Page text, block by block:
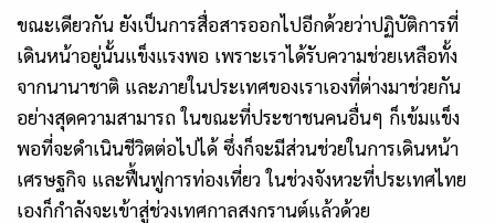
ขณะเดียวกัน ยังเป็นการสื่อสารออกไปอีกด้วยว่าปฏิบัติการที่
เดินหน้าอยู่นั้นแข็งแรงพอ เพราะเราได้รับความช่วยเหลือทั้ง
จากนานาชาติ และภายในประเทศของเราเองที่ต่างมาช่วยกัน
อย่างสุดความสามารถ ในขณะที่ประชาชนคนอื่นๆ ก็เข้มแข็ง
พอที่จะดำเนินชีวิตต่อไปได้ ซึ่งก็จะมีส่วนช่วยในการเดินหน้า
เศรษฐกิจ และฟื้นฟูการท่องเที่ยว ในช่วงจังหวะที่ประเทศไทย
เองก็กำลังจะเข้าสู่ช่วงเทศกาลสงกรานต์แล้วด้วย